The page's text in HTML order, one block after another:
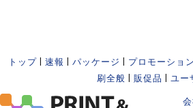
トップ 速報 パッケージ プロモーション
刷全般
販促品 ユー